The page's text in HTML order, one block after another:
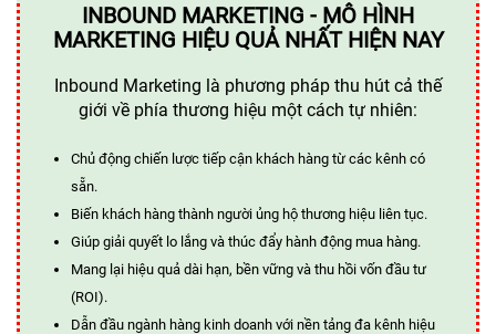
INBOUND MARKETING - MÔ HÌNH
MARKETING HIỆU QUẢ NHẤT HIỆN NAY
Inbound Marketing là phương pháp thu hút cả thế
giới về phía thương hiệu một cách tự nhiên:
Chủ động chiến lược tiếp cận khách hàng từ các kênh có
sẵn.
Biến khách hàng thành người ủng hộ thương hiệu liên tục.
Giúp giải quyết lo lắng và thúc đẩy hành động mua hàng.
Mang lại hiệu quả dài hạn, bền vững và thu hồi vốn đầu tư
(ROI).
Dẫn đầu ngành hàng kinh doanh với nền tảng đa kênh hiệu